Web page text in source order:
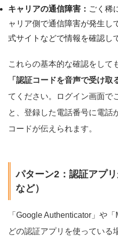
キャリアの通信障害： ごく稀
ャリア側で通信障害が発生し
式サイトなどで情報を確認し
これらの基本的な確認をして
「認証コードを音声で受け取
てください。ログイン画面で
と、登録した電話番号に電話
コードが伝えられます。
パターン2：認証アプ
など）
「Google Authenticator」や
どの認証アプリを使っている